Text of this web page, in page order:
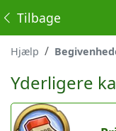
Tilbage
Hjælp
Yderligere